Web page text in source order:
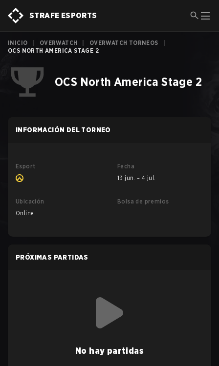
STRAFE ESPORTS
INICIO OVERWATCH OVERWATCH TORNEOS
OCS NORTH AMERICA STAGE 2
OCS North America Stage 2
INFORMACIÓN DEL TORNEO
Esport
Fecha
13 jun. – 4 jul.
Ubicación
Online
Bolsa de premios
PRÓXIMAS PARTIDAS
No hay partidas